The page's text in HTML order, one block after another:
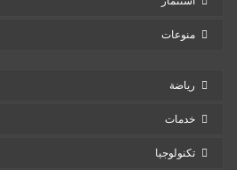
منوعات
رياضة
خدمات
تكنولوجيا